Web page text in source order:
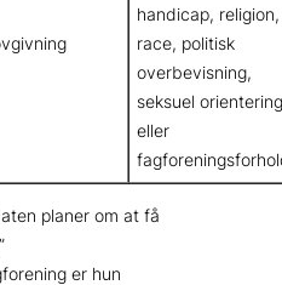
handicap, religion,
race, politisk
overbevisning,
seksuel orientering
eller
planer om at få
er hun